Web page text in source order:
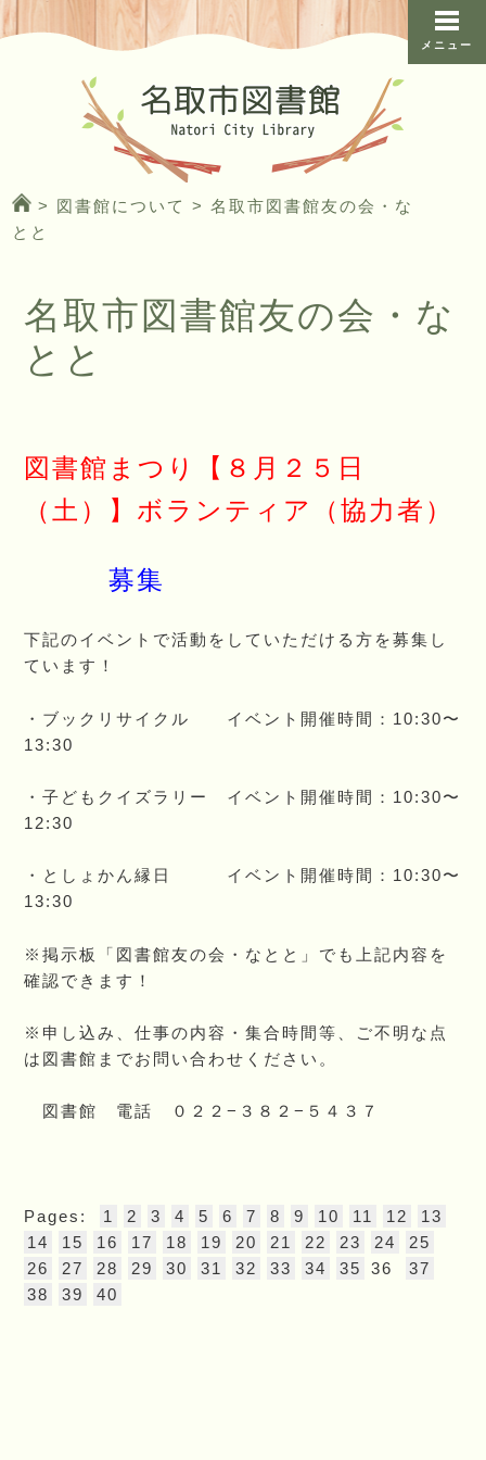
メニュー
> 図書館について >名取市図書館友の会・な
とと
名取市図書館友の会・な
とと
図書館まつり【８月２５日
（土）】ボランティア（協力者）
募集
下記のイベントで活動をしていただける方を募集し
ています！
・ブックリサイクル イベント開催時間：10:30〜
13:30
・子どもクイズラリー イベント開催時間：10:30〜
12:30
・としょかん縁日 イベント開催時間：10:30〜
13:30
※掲示板「図書館友の会・なとと」でも上記内容を
確認できます！
※申し込み、仕事の内容・集合時間等、ご不明な点
は図書館までお問い合わせください。
図書館 電話 ０２２−３８２−５４３７
Pages: 1 2 3 4 5 6 7 8 9 10 11 12
13
14
15 16 17 18 19 20 21 22 23 24
25
26
27 28 29 30 31 32 33 34 35 36
37
38
39 40